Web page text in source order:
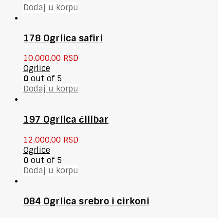
Dodaj u korpu
178 Ogrlica safiri
10.000,00 RSD
Ogrlice
0 out of 5
Dodaj u korpu
197 Ogrlica ćilibar
12.000,00 RSD
Ogrlice
0 out of 5
Dodaj u korpu
084 Ogrlica srebro i cirkoni